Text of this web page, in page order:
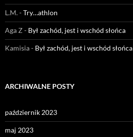
L.M.-Try…athlon
Aga Z- Był zachód, jest i wschód słońca
Kamisia- Był zachód, jest i wschód słońca
ARCHIWALNE POSTY
październik 2023
maj 2023